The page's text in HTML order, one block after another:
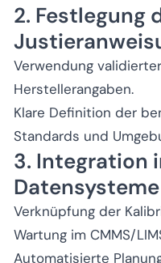
2. Festlegung
Verwendung
Herstellerangaben.
Klare Definition der
Standards und
3. Integration
Datensysteme
Verknüpfung der
Wartung im CMMS/
Automatisierte